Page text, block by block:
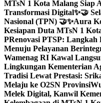
MTsN 1 Kota Malang Siap
Transformasi Digital✨🤝
Nasional (TPN) 🤝✨Aura
Kesiapan Duta MTsN 1
PRenovasi PTSP:
Menuju Pelayanan
Wamenag RI Kawal
Lingkungan Kementerian
Tradisi Lewat Prestasi:
Melaju ke O2SN Provinsi
Melek Digital, Kanwil